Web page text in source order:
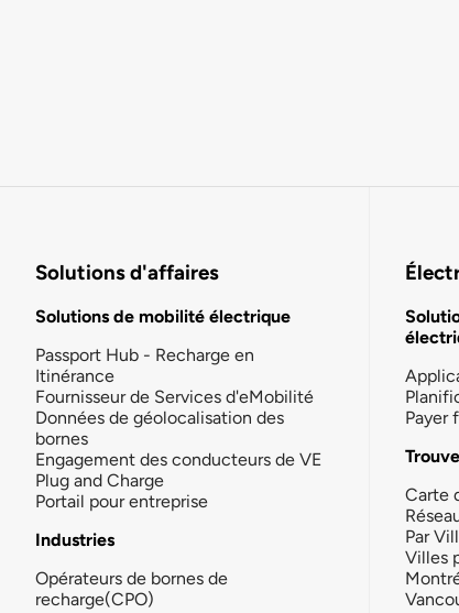
Solutions d'affaires
Solutions de mobilité électrique
Passport Hub - Recharge en
Itinérance
Fournisseur de Services d'eMobilité
Données de géolocalisation des
bornes
Engagement des conducteurs de VE
Plug and Charge
Portail pour entreprise
Industries
Opérateurs de bornes de
recharge(CPO)
Payer
Carte
Par
Villes